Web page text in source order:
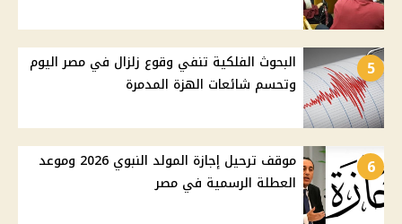
5
البحوث الفلكية تنفي وقوع زلزال في مصر اليوم
وتحسم شائعات الهزة المدمرة
6
موقف ترحيل إجازة المولد النبوي 2026 وموعد
العطلة الرسمية في مصر